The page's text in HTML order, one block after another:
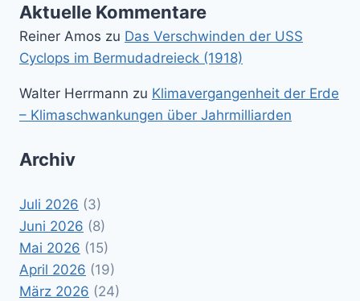
Aktuelle Kommentare
Reiner Amos zu Das Verschwinden der USS
Cyclops im Bermudadreieck (1918)
Walter Herrmann zu Klimavergangenheit der Erde
– Klimaschwankungen über Jahrmilliarden
Archiv
Juli 2026 (3)
Juni 2026 (8)
Mai 2026 (15)
April 2026 (19)
März 2026 (24)